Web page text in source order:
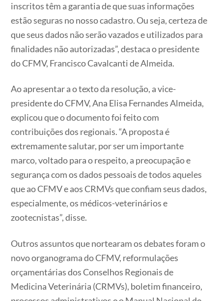
inscritos têm a garantia de que suas informações
estão seguras no nosso cadastro. Ou seja, certeza de
que seus dados não serão vazados e utilizados para
finalidades não autorizadas”, destaca o presidente
do CFMV, Francisco Cavalcanti de Almeida.
Ao apresentar a o texto da resolução, a vice-
presidente do CFMV, Ana Elisa Fernandes Almeida,
explicou que o documento foi feito com
contribuições dos regionais. “A proposta é
extremamente salutar, por ser um importante
marco, voltado para o respeito, a preocupação e
segurança com os dados pessoais de todos aqueles
que ao CFMV e aos CRMVs que confiam seus dados,
especialmente, os médicos-veterinários e
zootecnistas”, disse.
Outros assuntos que nortearam os debates foram o
novo organograma do CFMV, reformulações
orçamentárias dos Conselhos Regionais de
Medicina Veterinária (CRMVs), boletim financeiro,